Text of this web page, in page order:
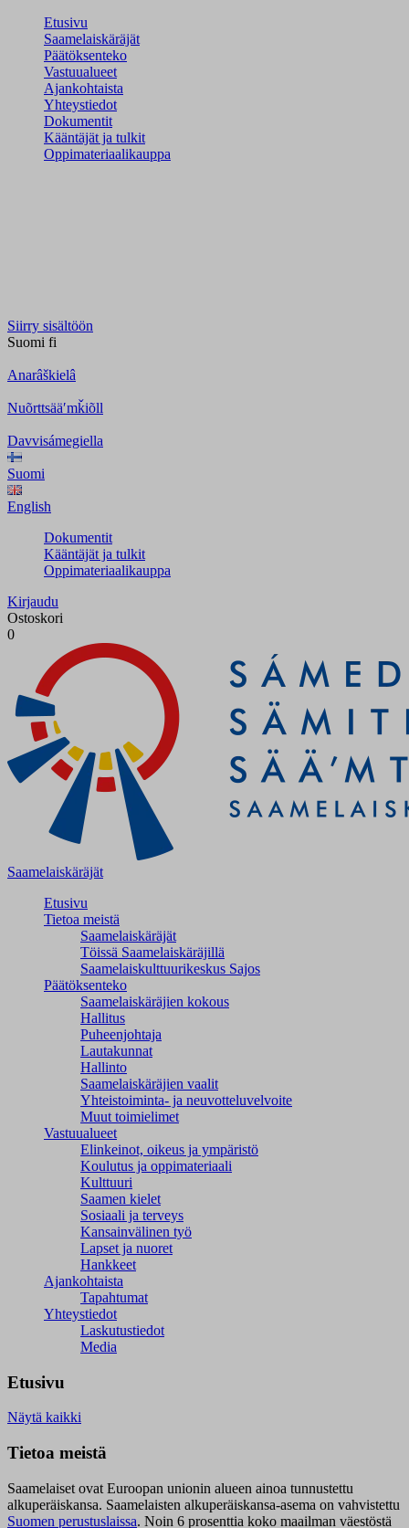
Etusivu
Saamelaiskäräjät
Päätöksenteko
Vastuualueet
Ajankohtaista
Yhteystiedot
Dokumentit
Kääntäjät ja tulkit
Oppimateriaalikauppa
Siirry sisältöön
Suomi fi
Anarâškielâ
Nuõrttsääʹmǩiõll
Davvisámegiella
Suomi
English
Dokumentit
Kääntäjät ja tulkit
Oppimateriaalikauppa
Kirjaudu
Ostoskori
0
Saamelaiskäräjät
Etusivu
Tietoa meistä
Saamelaiskäräjät
Töissä Saamelaiskäräjillä
Saamelaiskulttuuri­keskus Sajos
Päätöksenteko
Saamelaiskäräjien kokous
Hallitus
Puheenjohtaja
Lautakunnat
Hallinto
Saamelaiskäräjien vaalit
Yhteistoiminta- ja neuvotteluvelvoite
Muut toimielimet
Vastuualueet
Elinkeinot, oikeus ja ympäristö
Koulutus ja oppimateriaali
Kulttuuri
Saamen kielet
Sosiaali ja terveys
Kansainvälinen työ
Lapset ja nuoret
Hankkeet
Ajankohtaista
Tapahtumat
Yhteystiedot
Laskutustiedot
Media
Etusivu
Näytä kaikki
Tietoa meistä
Saamelaiset ovat Euroopan unionin alueen ainoa tunnustettu
alkuperäiskansa. Saamelaisten alkuperäiskansa-asema on vahvistettu
Suomen perustuslaissa. Noin 6 prosenttia koko maailman väestöstä